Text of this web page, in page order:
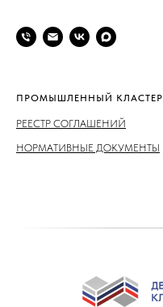
ПРОМЫШЛЕННЫЙ КЛАСТЕР
РЕЕСТР СОГЛАШЕНИЙ
НОРМАТИВНЫЕ ДОКУМЕНТЫ